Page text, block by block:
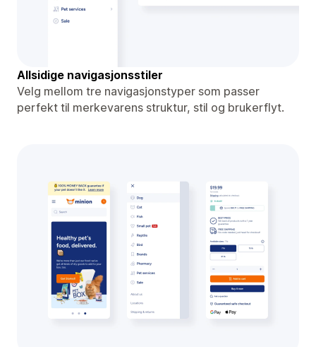
Allsidige navigasjonsstiler
Velg mellom tre navigasjonstyper som passer
perfekt til merkevarens struktur, stil og brukerflyt.